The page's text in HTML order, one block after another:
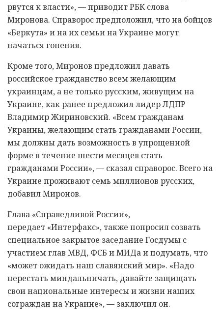
рвутся к власти», — приводит РБК слова
Миронова. Справорос предположил, что на бойцов
«Беркута» и на их семьи на Украине могут
начаться гонения.
Кроме того, Миронов предложил давать
российское гражданство всем желающим
украинцам, а не только русским, живущим на
Украине, как ранее предложил лидер ЛДПР
Владимир Жириновский. «Всем гражданам
Украины, желающим стать гражданами России,
мы должны дать возможность в упрощенной
форме в течение шести месяцев стать
гражданами России», — сказал справорос. Всего на
Украине проживают семь миллионов русских,
добавил Миронов.
Глава «Справедливой России»,
передает «Интерфакс», также попросил созвать
специальное закрытое заседание Госдумы с
участием глав МВД, ФСБ и МИДа и подумать, что
«может ожидать наш славянский мир». «Надо
перестать миндальничать, давайте защищать
свои национальные интересы и жизни наших
сограждан на Украине», — заключил он.